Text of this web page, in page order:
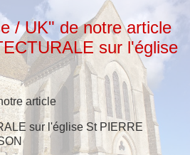
/ UK" de notre article
sur l'église
article
sur l'église St PIERRE